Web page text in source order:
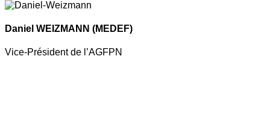
Daniel WEIZMANN (MEDEF)
Vice-Président de l’AGFPN